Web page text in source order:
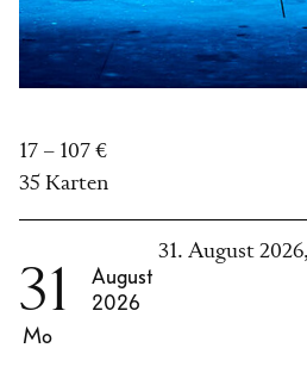
17 – 107 €
35 Karten
31. August
31
Mo
August
2026